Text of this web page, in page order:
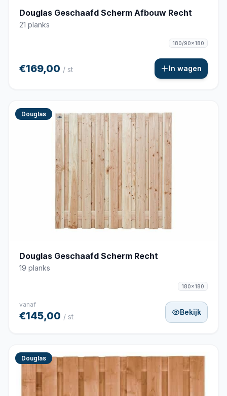
Douglas Geschaafd Scherm Afbouw Recht
21 planks
180/90x180
€169,00 / st In wagen
Douglas
Douglas Geschaafd Scherm Recht
19 planks
180x180
vanaf
€145,00 / st
Bekijk
Douglas